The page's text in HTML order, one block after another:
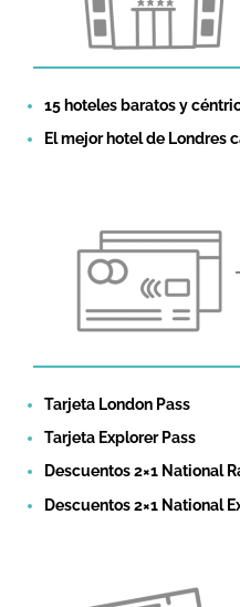
15 hoteles baratos y
El mejor hotel de Londres
Tarjeta London Pass
Tarjeta Explorer Pass
Descuentos 2×1 National
Descuentos 2×1 National